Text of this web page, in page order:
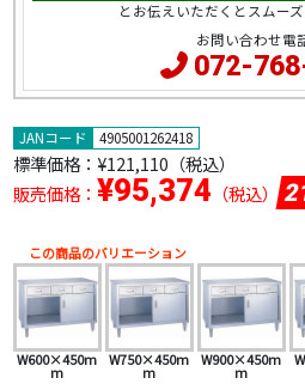
JANコード 4905001262418
標準価格： ¥121,110（税込）
販売価格： ¥95,374 （税込）
この商品のバリエーション
W600×450m
m
W750×450m
m
W900×450m
m
とお伝えいただくとスムー
お問い合わせ電
072-